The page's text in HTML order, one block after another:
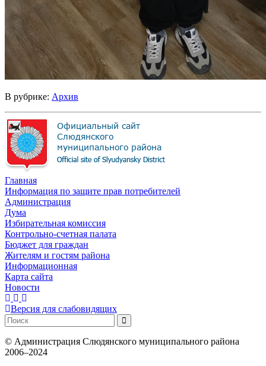
В рубрике: Архив
Главная
Информация по защите прав потребителей
Администрация
Дума
Избирательная комиссия
Контрольно-счетная палата
Бюджет для граждан
Жителям и гостям района
Информационная
Карта сайта
Новости
Версия для слабовидящих
© Администрация Слюдянского муниципального района
2006–2024